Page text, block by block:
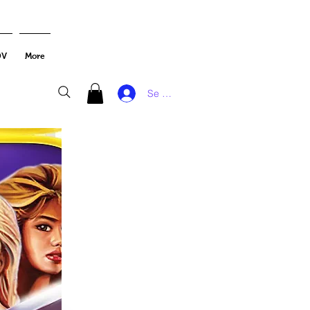
More
Se connecter